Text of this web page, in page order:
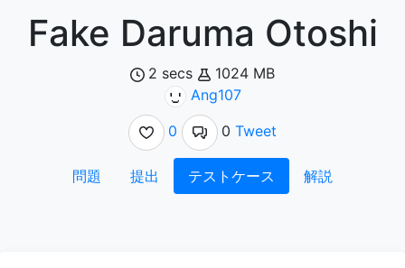
Fake Daruma Otoshi
2 secs
1024 MB
Ang107
0
0 Tweet
問題 提出 テストケース 解説